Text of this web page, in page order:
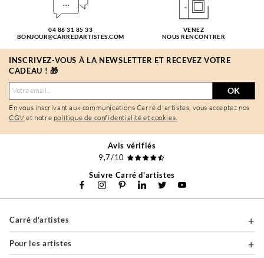
04 86 31 85 33
BONJOUR@CARREDARTISTES.COM
VENEZ
NOUS RENCONTRER
INSCRIVEZ-VOUS À LA NEWSLETTER ET RECEVEZ VOTRE
CADEAU ! 🎁
OK
En vous inscrivant aux communications Carré d'artistes, vous acceptez nos
CGV et notre politique de confidentialité et cookies.
Avis vérifiés
9,7/10
Suivre Carré d'artistes
Carré d'artistes
Pour les artistes